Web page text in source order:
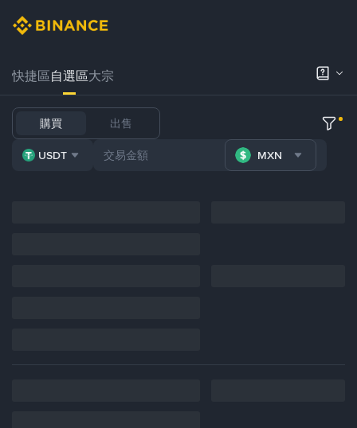
快捷區自選區大宗
購買 出售
USDT MXN